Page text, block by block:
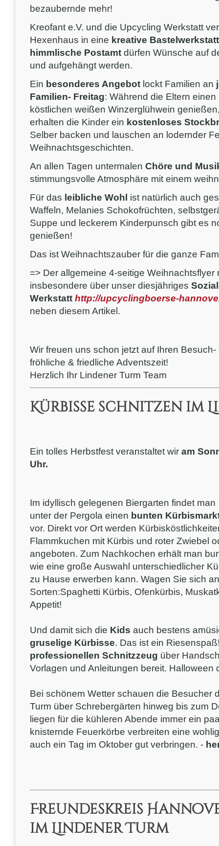
bezaubernde mehr!
Kreofant e.V. und die Upcycling Werkstatt
Hexenhaus in eine kreative Bastelwerkstatt
himmlische Postamt dürfen Wünsche auf
und aufgehängt werden.
Ein besonderes Angebot lockt Familien an
Familien- Freitag: Während die Eltern einen
köstlichen weißen Winzerglühwein
erhalten die Kinder ein kostenloses
Selber backen und lauschen an lodernder
Weihnachtsgeschichten.
An allen Tagen untermalen Chöre und
stimmungsvolle Atmosphäre mit einem
Für das leibliche Wohl ist natürlich auch
Waffeln, Melanies Schokofrüchten,
Suppe und leckerem Kinderpunsch gibt es
genießen!
Das ist Weihnachtszauber für die ganze
=> Der allgemeine 4-seitige Weihnachtsflyer
insbesondere über unser diesjähriges
Werkstatt http://upcyclingboerse-
neben diesem Artikel.
Wir freuen uns schon jetzt auf Ihren
fröhliche & friedliche Adventszeit!
Herzlich Ihr Lindener Turm Team
Kürbisse schnitzen im
Ein tolles Herbstfest veranstaltet wir am
Uhr.
Im idyllisch gelegenen Biergarten findet man
unter der Pergola einen bunten
vor. Direkt vor Ort werden
Flammkuchen mit Kürbis und roter Zwiebel
angeboten. Zum Nachkochen erhält man
wie eine große Auswahl unterschiedlicher
zu Hause erwerben kann. Wagen Sie sich
Sorten:Spaghetti Kürbis, Ofenkürbis,
Appetit!
Und damit sich die Kids auch bestens
gruselige Kürbisse. Das ist ein
professionellen Schnitzzeug über
Vorlagen und Anleitungen bereit. Halloween
Bei schönem Wetter schauen die Besucher
Turm über Schrebergärten hinweg bis zum
liegen für die kühleren Abende immer ein
knisternde Feuerkörbe verbreiten eine
auch ein Tag im Oktober gut verbringen. -
Freundeskreis
im Lindener Turm